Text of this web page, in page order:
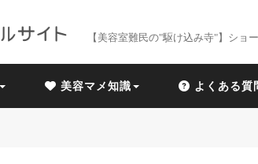
【美容室難民の"駆け込み寺"】ショ
美容マメ知識 よくある質